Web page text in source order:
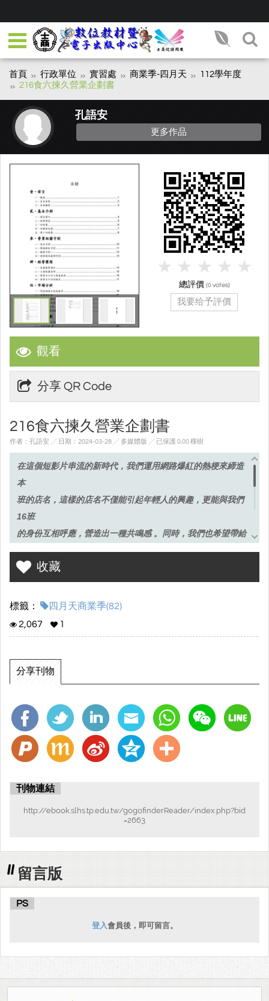
首頁 行政單位 實習處 商業季-四月天
112學年度
216食六揀久營業企劃書
孔語安
更多作品
觀看
分享 QR Code
216食六揀久營業企劃書
作者：孔語安 ╱ 日期：2024-03-28 ╱ 多媒體版 ╱ 已保護 0.00 棵樹
在這個短影片串流的新時代，我們運用網路爆紅的熱梗來締造
本
班的店名，這樣的店名不僅能引起年輕人的興趣，更能與我們
16班
的身份互相呼應，營造出一種共鳴感 。同時，我們也希望帶給
顧客的
氛圍是幽默、親切、輕鬆且有趣的，在這樣的環境中，顧客能
夠感受
到更多的歡笑與愉悅，進而增進他們的消費體驗。
客，
使得我們的生意蓬勃發展，因此我們決定用這個具備各種意義
來命名。
收藏
標籤：
四月天商業季(82)
2,067
1
分享刊物
刊物連結
http://ebook.slhs.tp.edu.tw/gogofinderReader/index.php?bid
=2663
留言版
PS
登入會員後，即可留言。
總評價 (0 votes)
我要给予評價